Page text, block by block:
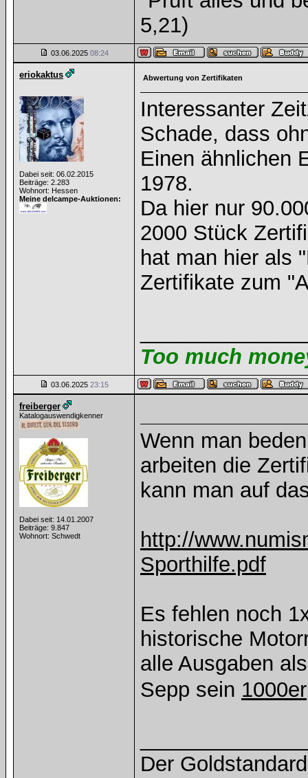
5,21)
03.06.2025 08:24
eriokaktus
Dabei seit: 06.02.2015
Beiträge: 2.283
Wohnort: Hessen
Meine delcampe-Auktionen:
Abwertung von Zertifikaten
Interessanter
Schade, dass
Einen ähnlichen
1978.
Da hier nur
2000 Stück
hat man hier als
Zertifikate zum
Too much
03.06.2025 23:15
freiberger
Katalogauswendigkenner
Dabei seit: 14.01.2007
Beiträge: 9.847
Wohnort: Schwedt
Wenn man
arbeiten die
kann man auf
http://
Sporthilfe.pdf
Es fehlen noch
historische
alle Ausgaben
Sepp sein 1000er
Der